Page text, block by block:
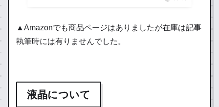
▲Amazonでも商品ページはありましたが在庫は記事
執筆時には有りませんでした。
液晶について